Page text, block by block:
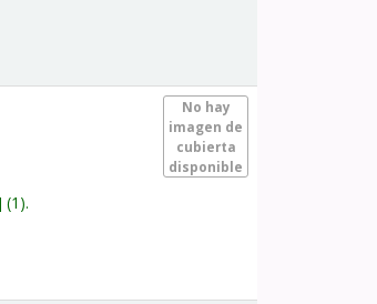
No hay
imagen de
cubierta
disponible
(1).